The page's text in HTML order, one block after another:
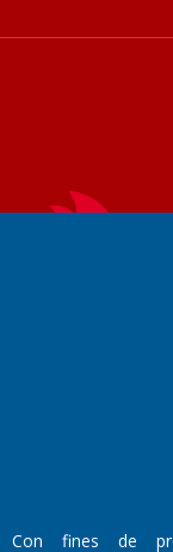
Domicilio Legal: José
Con fines de